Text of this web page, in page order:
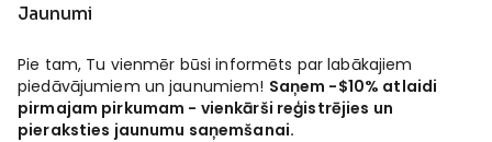
Jaunumi
Pie tam, Tu vienmēr būsi informēts par labākajiem
piedāvājumiem un jaunumiem! Saņem -$10% atlaidi
pirmajam pirkumam - vienkārši reģistrējies un
pieraksties jaunumu saņemšanai.